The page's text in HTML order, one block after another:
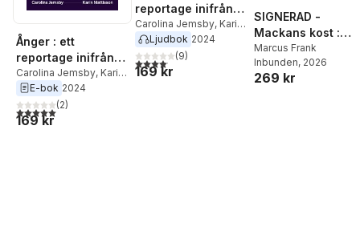
Ånger : ett
reportage inifrån
transvården
Carolina Jemsby, Karin
Mattisson
E-bok 2024
5,0utav 5 stjärnor. Totalt antal röster:
(2)
169 kr
reportage inifrån
transvården
Carolina Jemsby, Karin
Mattisson
Ljudbok 2024
4,1utav 5 stjärnor. Totalt antal röster:
(9)
169 kr
SIGNERAD -
Mackans kost :
Middagar och
matlådor
Marcus Frank
Inbunden, 2026
269 kr